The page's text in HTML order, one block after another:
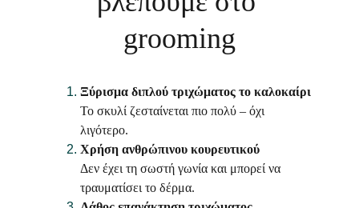
grooming
Ξύρισμα διπλού τριχώματος το καλοκαίρι
Το σκυλί ζεσταίνεται πιο πολύ – όχι
λιγότερο.
Χρήση ανθρώπινου κουρευτικού
Δεν έχει τη σωστή γωνία και μπορεί να
τραυματίσει το δέρμα.